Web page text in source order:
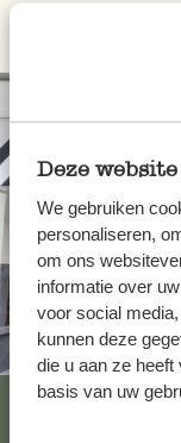
Deze
We gebruiken
personaliseren,
om ons
informatie over
voor social
kunnen deze
die u aan ze
basis van uw
Voir les 62